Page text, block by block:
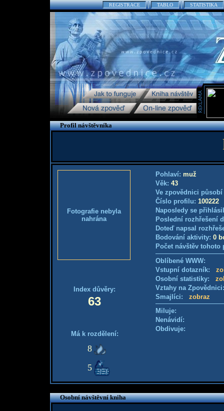
REGISTRACE TABLO STATISTIKA
Profil návštěvníka
Fotografie nebyla
nahrána
Index důvěry:
63
Má k rozdělení:
8
5
Pohlaví: muž
Věk: 43
Ve zpovědnici
Číslo profilu: 100222
Naposledy se
Poslední rozhřešení
Doteď napsal
Bodování aktivity: 0
Počet návštěv
Oblíbené WWW:
Vstupní dotazník:
Osobní statistiky:
Vztahy na
Smajlíci: zobraz
Miluje:
Nenávidí:
Obdivuje:
Osobní návštěvní kniha